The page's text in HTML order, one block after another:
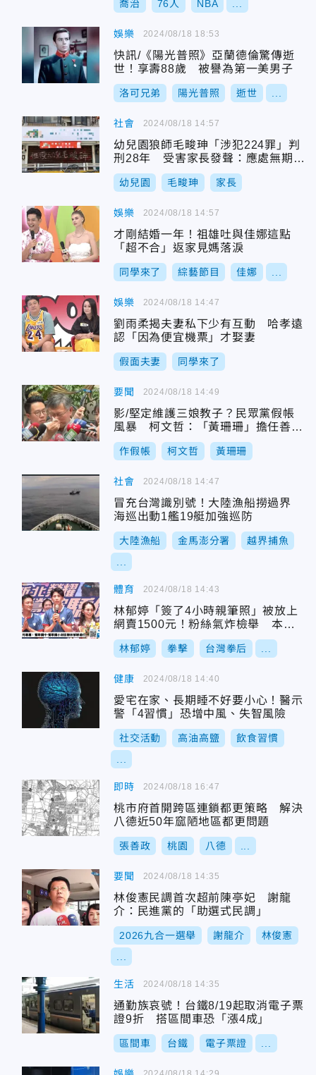
喬治 76人 NBA
娛樂
快訊/《陽光普照》亞蘭德倫驚傳逝
世！享壽88歲 被譽為第一美男子
洛可兄弟 陽光普照 逝世
2024/08/18 18:53
社會
幼兒園狼師毛畯珅「涉犯224罪」判
刑28年 受害家長發聲：應處無期徒
刑
幼兒園 毛畯珅 家長
2024/08/18 14:57
娛樂
才剛結婚一年！祖雄吐與佳娜這點
「超不合」返家見媽落淚
同學來了 綜藝節目 佳娜
2024/08/18 14:57
娛樂
劉雨柔揭夫妻私下少有互動 哈孝遠
認「因為便宜機票」才娶妻
假面夫妻 同學來了
2024/08/18 14:47
要聞
影/堅定維護三娘教子？民眾黨假帳
風暴 柯文哲：「黃珊珊」擔任善後
小組負責人
作假帳 柯文哲 黃珊珊
2024/08/18 14:49
社會
冒充台灣識別號！大陸漁船撈過界
海巡出動1艦19艇加強巡防
大陸漁船 金馬澎分署 越界捕魚
2024/08/18 14:47
體育
林郁婷「簽了4小時親筆照」被放上
網賣1500元！粉絲氣炸檢舉 本人
回應了
林郁婷 拳擊 台灣拳后
2024/08/18 14:43
健康
愛宅在家、長期睡不好要小心！醫示
警「4習慣」恐增中風、失智風險
社交活動 高油高鹽 飲食習慣
2024/08/18 14:40
即時
桃市府首開跨區連鎖都更策略 解決
八德近50年窳陋地區都更問題
張善政 桃園 八德
2024/08/18 16:47
要聞
林俊憲民調首次超前陳亭妃 謝龍
介：民進黨的「助選式民調」
2026九合一選舉 謝龍介 林俊憲
2024/08/18 14:35
生活
通勤族哀號！台鐵8/19起取消電子票
證9折 搭區間車恐「漲4成」
區間車 台鐵 電子票證
2024/08/18 14:35